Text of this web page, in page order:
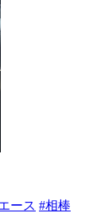
ース #相棒